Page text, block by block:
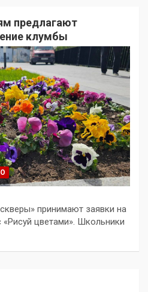
предлагают
клумбы
принимают заявки на
цветами». Школьники